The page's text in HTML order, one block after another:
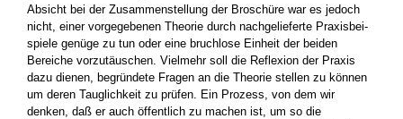
Absicht bei der Zusammenstellung der Broschüre war es jedoch
nicht, einer vorgege­benen Theorie durch nachgelieferte Praxisbei­
spiele genüge zu tun oder eine bruchlose Ein­heit der beiden
Bereiche vorzutäuschen. Viel­mehr soll die Reflexion der Praxis
dazu dienen, begründete Fragen an die Theorie stellen zu können
um deren Tauglichkeit zu prüfen. Ein Prozess, von dem wir
denken, daß er auch öffent­lich zu machen ist, um so die